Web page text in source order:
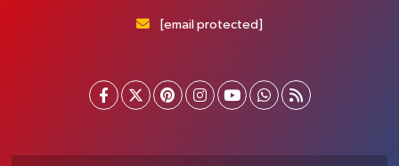
[email protected]